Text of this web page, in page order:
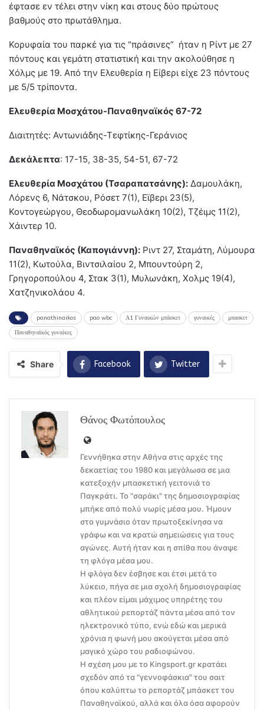
έφτασε εν τέλει στην νίκη και στους δύο πρώτους
βαθμούς στο πρωτάθλημα.
Κορυφαία του παρκέ για τις “πράσινες” ήταν η Ρίντ με 27
πόντους και γεμάτη στατιστική και την ακολούθησε η
Χόλμς με 19. Από την Ελευθερία η Είβερι είχε 23 πόντους
με 5/5 τρίποντα.
Ελευθερία Μοσχάτου-Παναθηναϊκός 67-72
Διαιτητές: Αντωνιάδης-Τεφτίκης-Γεράνιος
Δεκάλεπτα: 17-15, 38-35, 54-51, 67-72
Ελευθερία Μοσχάτου (Τσαραπατσάνης): Δαμουλάκη,
Λόρενς 6, Νάτσκου, Ρόσετ 7(1), Εϊβερι 23(5),
Κοντογεώργου, Θεοδωρομανωλάκη 10(2), Τζέιμς 11(2),
Χάιντερ 10.
Παναθηναϊκός (Καπογιάννη): Ριντ 27, Σταμάτη, Λύμουρα
11(2), Κωτούλα, Βιντσιλαίου 2, Μπουντούρη 2,
Γρηγοροπούλου 4, Στακ 3(1), Μυλωνάκη, Χολμς 19(4),
Χατζηνικολάου 4.
panathinaikos pao wbc Α1 Γυναικών μπάσκετ γυναικές μπασκετ
Παναθηναϊκός γυναίκες
Share Facebook Twitter
Θάνος Φωτόπουλος
Γεννήθηκα στην Αθήνα στις αρχές της
δεκαετίας του 1980 και μεγάλωσα σε μια
κατεξοχήν μπασκετική γειτονιά το
Παγκράτι. Το "σαράκι" της δημοσιογραφίας
μπήκε από πολύ νωρίς μέσα μου. Ήμουν
στο γυμνάσιο όταν πρωτοξεκίνησα να
γράφω και να κρατώ σημειώσεις για τους
αγώνες. Αυτή ήταν και η σπίθα που άναψε
τη φλόγα μέσα μου.
Η φλόγα δεν έσβησε και έτσι μετά το
λύκειο, πήγα σε μια σχολή δημοσιογραφίας
και πλέον είμαι μάχιμος υπηρέτης του
αθλητικού ρεπορτάζ πάντα μέσα από τον
ηλεκτρονικό τύπο, ενώ εδώ και μερικά
χρόνια η φωνή μου ακούγεται μέσα από
μαγικό χώρο του ραδιοφώνου.
Η σχέση μου με το Kingsport.gr κρατάει
σχεδόν από τα "γεννοφάσκια" του σαιτ
όπου καλύπτω το ρεπορτάζ μπάσκετ του
Παναθηναϊκού, αλλά και όλα όσα αφορούν